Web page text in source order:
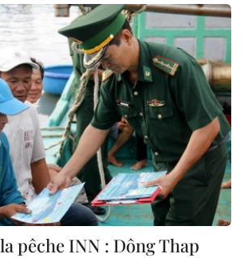
pêche INN : Dông Thap